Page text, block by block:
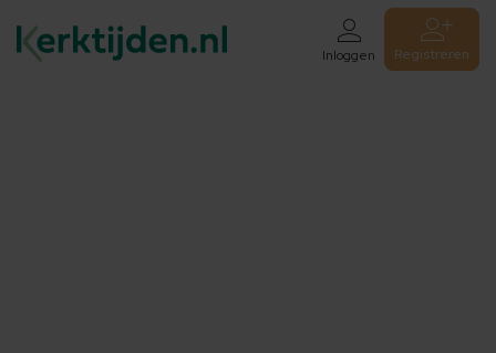
Inloggen Registreren